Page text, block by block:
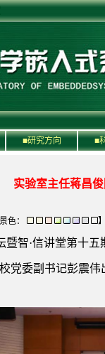
■研究方向 ■
实验室主任蒋昌
色：
智·信讲堂第十
党委副书记彭震